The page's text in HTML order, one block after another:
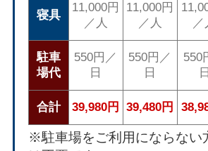
寝具
11,000円
／人
11,000円
／人
／
駐車
場代
550円／
日
550円／
日
550
日
合計 39,980円 39,480円
※駐車場をご利用にならない